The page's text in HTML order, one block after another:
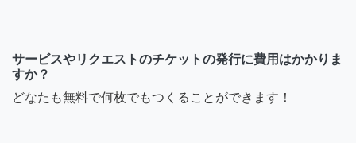
サービスやリクエストのチケットの発行に費用はかかりま
すか？
どなたも無料で何枚でもつくることができます！